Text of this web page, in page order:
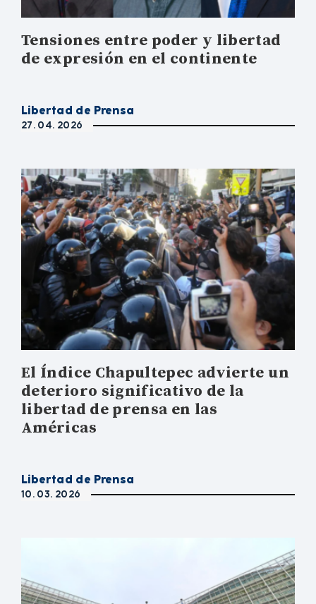
Tensiones entre poder y libertad
de expresión en el continente
Libertad de Prensa
27. 04. 2026
El Índice Chapultepec advierte un
deterioro significativo de la
libertad de prensa en las
Américas
Libertad de Prensa
10. 03. 2026